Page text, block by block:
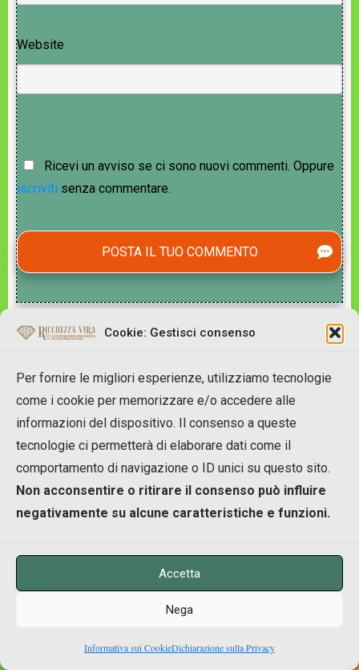
Cookie: Gestisci consenso
Per fornire le migliori esperienze, utilizziamo tecnologie
come i cookie per memorizzare e/o accedere alle
informazioni del dispositivo. Il consenso a queste
tecnologie ci permetterà di elaborare dati come il
comportamento di navigazione o ID unici su questo sito.
Non acconsentire o ritirare il consenso può influire
negativamente su alcune caratteristiche e funzioni.
Accetta
Nega
Informativa sui CookieDichiarazione sulla Privacy
Website
Ricevi un avviso se ci sono nuovi commenti. Oppure
iscriviti senza commentare.
POSTA IL TUO COMMENTO
Francesca Romana
07/06/2020 alle 21:09
AHA
Alessandra